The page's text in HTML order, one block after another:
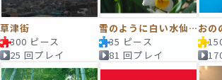
草津街
300 ピース
25 回プレイ
雪のように白い水仙。
35 ピース
81 回プレイ
おの